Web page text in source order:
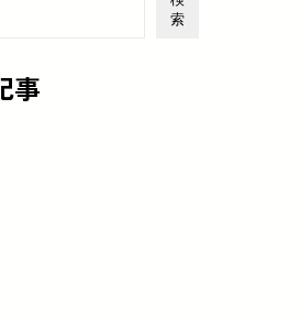
索
事